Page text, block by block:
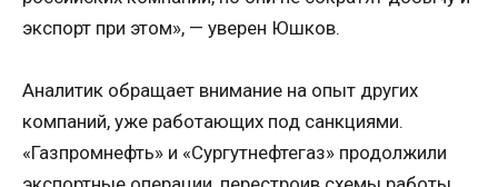
экспорт при этом», — уверен Юшков.
Аналитик обращает внимание на опыт других
компаний, уже работающих под санкциями.
«Газпромнефть» и «Сургутнефтегаз» продолжили